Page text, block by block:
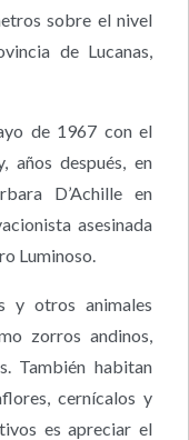
sobre el nivel
de Lucanas,
de 1967 con el
después, en
D’Achille en
asesinada
Luminoso.
y otros animales
zorros andinos,
También habitan
cernícalos y
es apreciar el